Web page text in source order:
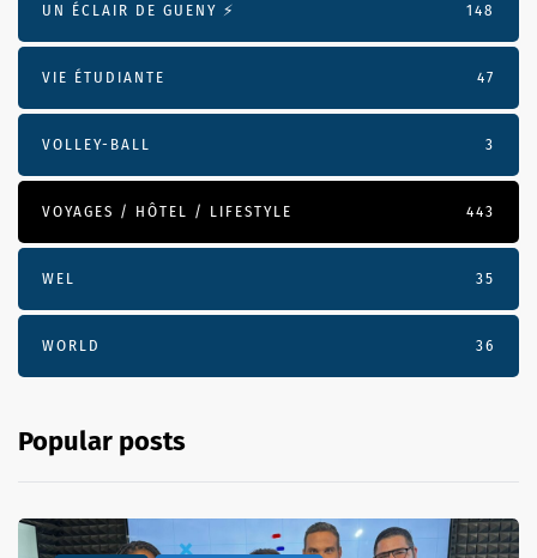
UN ÉCLAIR DE GUENY ⚡️ 148
VIE ÉTUDIANTE 47
VOLLEY-BALL 3
VOYAGES / HÔTEL / LIFESTYLE 443
WEL 35
WORLD 36
Popular posts